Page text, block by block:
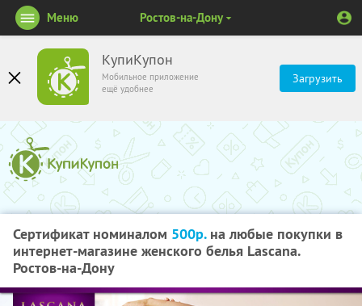
КупиКупон
Мобильное приложение
ещё удобнее
Загрузить
Меню Ростов-на-Дону
Сертификат номиналом 500р.на любые покупки в
интернет-магазине женского белья Lascana.
Ростов-на-Дону